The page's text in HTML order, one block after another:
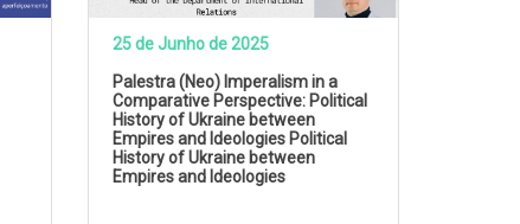
25 de Junho de 2025
Palestra (Neo) Imperalism in a
Comparative Perspective: Political
History of Ukraine between
Empires and Ideologies Political
History of Ukraine between
Empires and Ideologies